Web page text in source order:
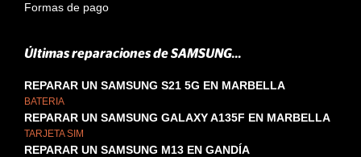
Formas de pago
Últimas reparaciones de SAMSUNG...
REPARAR UN SAMSUNG S21 5G EN MARBELLA
BATERIA
REPARAR UN SAMSUNG GALAXY A135F EN MARBELLA
TARJETA SIM
REPARAR UN SAMSUNG M13 EN GANDÍA